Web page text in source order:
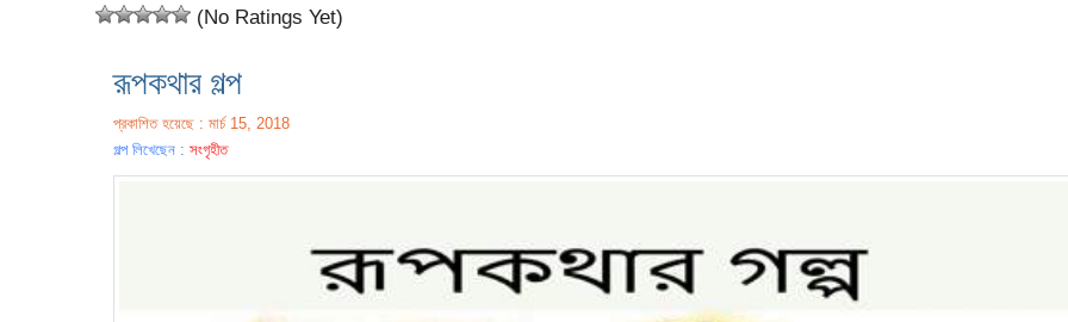
(No Ratings Yet)
রূপকথার গল্প
প্রকাশিত হয়েছে : মার্চ 15, 2018
গল্প লিখেছেন : সংগৃহীত